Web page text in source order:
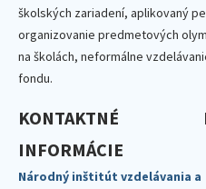
školských zariadení, aplikovaný
organizovanie predmetových
na školách, neformálne
fondu.
KONTAKTNÉ
INFORMÁCIE
Národný inštitút vzdelávania a